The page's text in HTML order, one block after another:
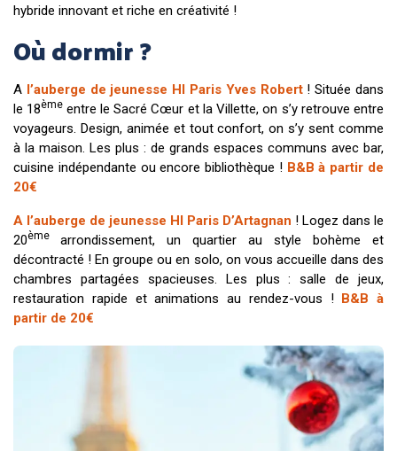
hybride innovant et riche en créativité !
Où dormir ?
A l’auberge de jeunesse HI Paris Yves Robert ! Située dans
le 18ème entre le Sacré Cœur et la Villette, on s’y retrouve entre
voyageurs. Design, animée et tout confort, on s’y sent comme
à la maison. Les plus : de grands espaces communs avec bar,
cuisine indépendante ou encore bibliothèque ! B&B à partir de
20€
A l’auberge de jeunesse HI Paris D’Artagnan ! Logez dans le
20ème arrondissement, un quartier au style bohème et
décontracté ! En groupe ou en solo, on vous accueille dans des
chambres partagées spacieuses. Les plus : salle de jeux,
restauration rapide et animations au rendez-vous ! B&B à
partir de 20€